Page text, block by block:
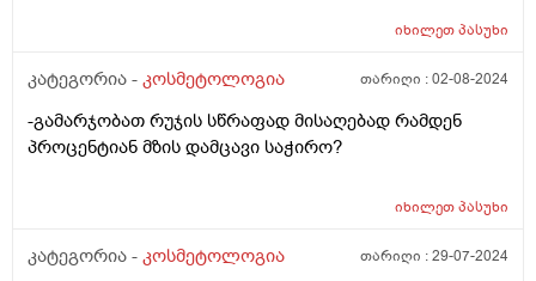
იხილეთპასუხი
კატეგორია - კოსმეტოლოგია თარიღი :02-08-2024
-გამარჯობათ რუჯის სწრაფად მისაღებად რამდენ
პროცენტიან მზის დამცავი საჭირო?
იხილეთპასუხი
კატეგორია - კოსმეტოლოგია თარიღი :29-07-2024